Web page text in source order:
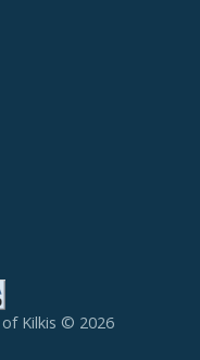
Kilkis © 2026